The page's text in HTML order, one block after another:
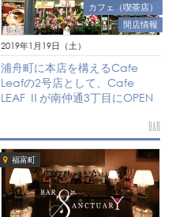
カフェ（喫茶店）
開店情報
2019年1月19日（土）
浦舟町に本店を構えるCafe
Leafの2号店として、Cafe
LEAF Ⅱが南仲通3丁目にOPEN
BAR
福富町